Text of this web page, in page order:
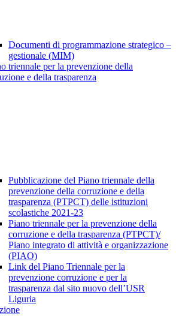
Documenti di programmazione strategico –
gestionale (MIM)
triennale per la prevenzione della
e della trasparenza
Pubblicazione del Piano triennale della
prevenzione della corruzione e della
trasparenza (PTPCT) delle istituzioni
scolastiche 2021-23
Piano triennale per la prevenzione della
corruzione e della trasparenza (PTPCT)/
Piano integrato di attività e organizzazione
(PIAO)
Link del Piano Triennale per la
prevenzione corruzione e per la
trasparenza dal sito nuovo dell’USR
Liguria